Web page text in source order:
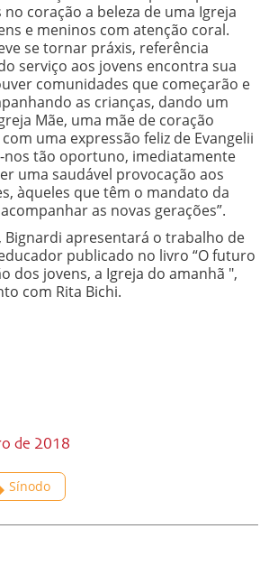
no coração a beleza de uma Igreja
e meninos com atenção coral.
se tornar práxis, referência
serviço aos jovens encontra sua
comunidades que começarão e
as crianças, dando um
Mãe, uma mãe de coração
uma expressão feliz de Evangelii
nos tão oportuno, imediatamente
uma saudável provocação aos
àqueles que têm o mandato da
as novas gerações”.
Bignardi apresentará o trabalho de
publicado no livro “O futuro
dos jovens, a Igreja do amanhã ",
com Rita Bichi.
de 2018
Sínodo